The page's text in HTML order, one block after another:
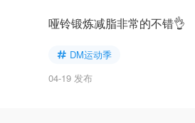
哑铃锻炼减脂非常的不错👌
DM运动季
04-19 发布